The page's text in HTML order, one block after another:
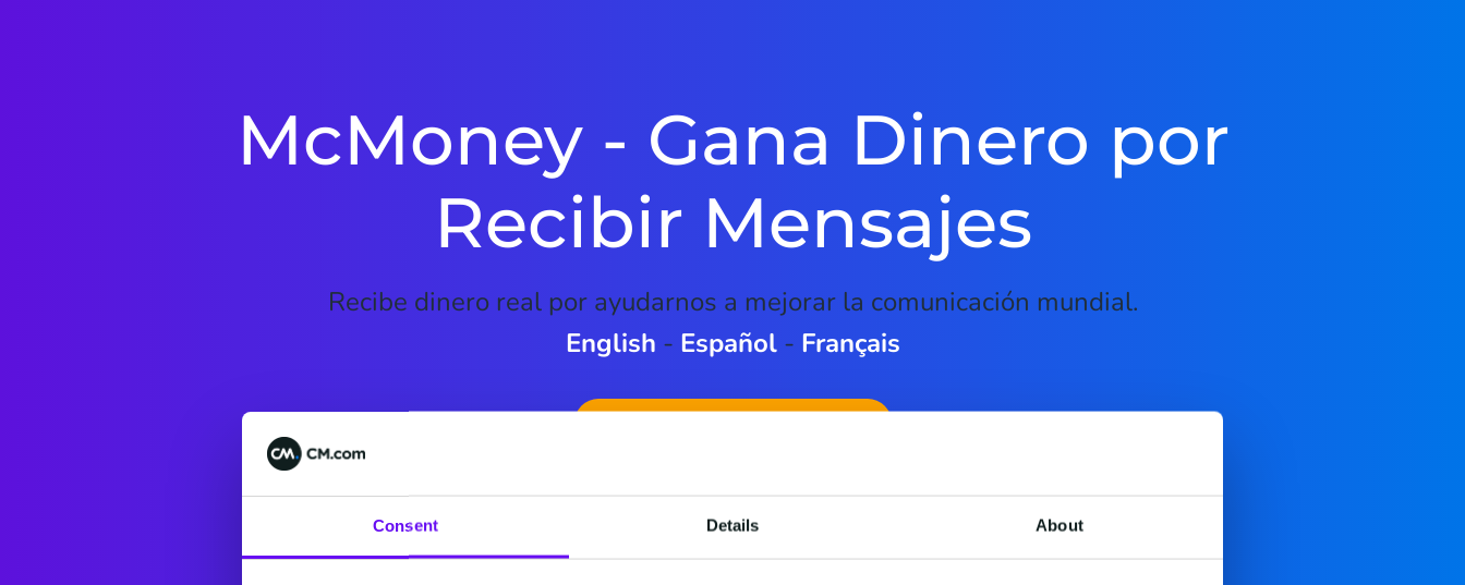
Consent Details About
McMoney - Gana Dinero por
Recibir Mensajes
Recibe dinero real por ayudarnos a mejorar la comunicación mundial.
English - Español- Français